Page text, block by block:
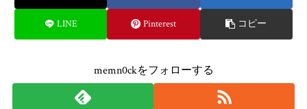
LINE Pinterest コピー
memn0ckをフォローする